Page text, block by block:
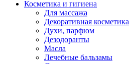
Косметика и гигиена
Для массажа
Декоративная косметика
Духи, парфюм
Дезодоранты
Масла
Лечебные бальзамы